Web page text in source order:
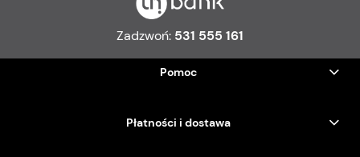
Zadzwoń: 531 555 161
Pomoc
Płatności i dostawa